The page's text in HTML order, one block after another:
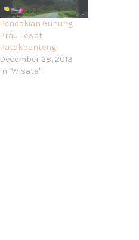
Pendakian Gunung
Prau Lewat
Patakbanteng
December 28, 2013
In "Wisata"